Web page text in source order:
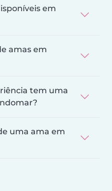
em
amas em
tem uma
uma ama em